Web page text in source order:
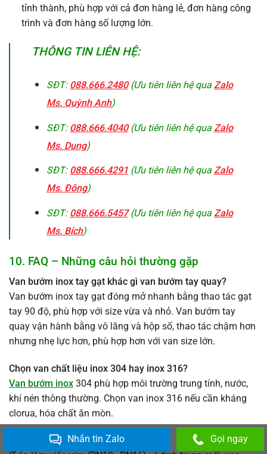
tỉnh thành, phù hợp với cả đơn hàng lẻ, đơn hàng công
trình và đơn hàng số lượng lớn.
THÔNG TIN LIÊN HỆ:
SĐT: 088.666.2480(Ưu tiên liên hệ qua Zalo
Ms. Quỳnh Anh)
SĐT: 088.666.4040(Ưu tiên liên hệ qua Zalo
Ms. Dung)
SĐT: 088.666.4291(Ưu tiên liên hệ qua Zalo
Ms. Đông)
SĐT: 088.666.5457(Ưu tiên liên hệ qua Zalo
Ms. Bích)
10. FAQ – Những câu hỏi thường gặp
Van bướm inox tay gạt khác gì van bướm tay quay?
Van bướm inox tay gạt đóng mở nhanh bằng thao tác gạt
tay 90 độ, phù hợp với size vừa và nhỏ. Van bướm tay
quay vận hành bằng vô lăng và hộp số, thao tác chậm hơn
nhưng nhẹ lực hơn, phù hợp hơn với van size lớn.
Chọn van chất liệu inox 304 hay inox 316?
Van bướm inox 304 phù hợp môi trường trung tính, nước,
khí nén thông thường. Chọn van inox 316 nếu cần kháng
clorua, hóa chất ăn mòn.
Độ kín so với van bi thế nào?
Nhắn tin Zalo Gọi ngay